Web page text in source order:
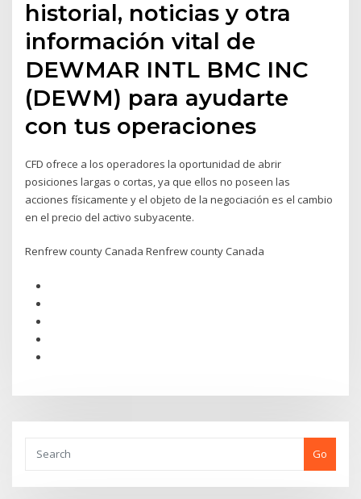
historial, noticias y otra
información vital de
DEWMAR INTL BMC INC
(DEWM) para ayudarte
con tus operaciones
CFD ofrece a los operadores la oportunidad de abrir
posiciones largas o cortas, ya que ellos no poseen las
acciones físicamente y el objeto de la negociación es el cambio
en el precio del activo subyacente.
Renfrew county Canada Renfrew county Canada
Go